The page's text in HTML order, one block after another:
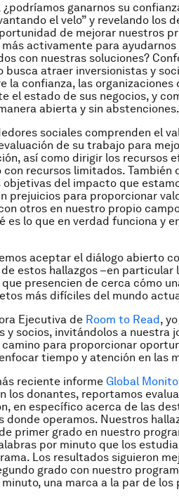
ganarnos su
el velo” y revelando
de mejorar nuestros
activamente para
con nuestras soluciones?
busca atraer inversionistas y
la confianza, las
el estado de sus negocios, y
abierta y sin abstenciones.
sociales comprenden el
de su trabajo para
así como dirigir los recursos
con recursos limitados.
objetivas del impacto que
prejuicios para proporcionar
otros en nuestro propio
es lo que en verdad funciona y
aceptar el diálogo abierto
estos hallazgos –en
presencien de cerca cómo
más difíciles del mundo
Ejecutiva de Room to Read,
y socios, invitándolos a
camino para proporcionar
tiempo y atención en las
reciente informe Global
los donantes, reportamos
en específico acerca de las
donde operamos. Nuestros
primer grado en nuestro
por minuto que los
Los resultados siguieron
grado con nuestro
una marca a la par de